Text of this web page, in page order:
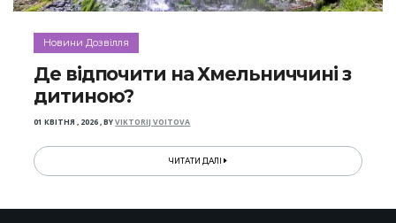
Новини Дозвілля
Де відпочити на Хмельниччині з
дитиною?
01 КВІТНЯ , 2026,BYVIKTORIJ VOITOVA
ЧИТАТИ ДАЛІ